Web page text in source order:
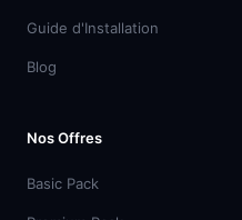
Guide d'Installation
Blog
Nos Offres
Basic Pack